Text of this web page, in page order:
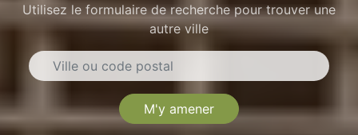
Utilisez le formulaire de recherche pour trouver une
autre ville
M'y amener